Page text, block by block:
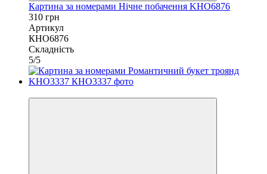
Картина за номерами Нічне побачення KHO6876
310 грн
Артикул
КНО6876
Складність
5/5